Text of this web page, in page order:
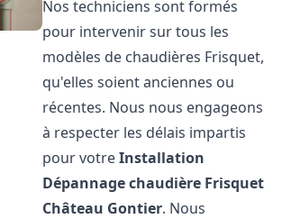
Nos techniciens sont formés
pour intervenir sur tous les
modèles de chaudières Frisquet,
qu'elles soient anciennes ou
récentes. Nous nous engageons
à respecter les délais impartis
pour votreInstallation
Dépannage chaudière Frisquet
Château Gontier. Nous